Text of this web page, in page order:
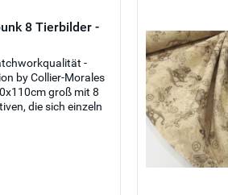
8 Tierbilder -
-
by Collier-Morales
groß mit 8
die sich einzeln